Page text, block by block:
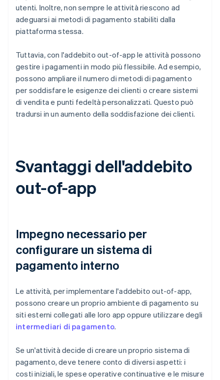
utenti. Inoltre, non sempre le attività riescono ad
adeguarsi ai metodi di pagamento stabiliti dalla
piattaforma stessa.
Tuttavia, con l'addebito out-of-app le attività possono
gestire i pagamenti in modo più flessibile. Ad esempio,
possono ampliare il numero di metodi di pagamento
per soddisfare le esigenze dei clienti o creare sistemi
di vendita e punti fedeltà personalizzati. Questo può
tradursi in un aumento della soddisfazione dei clienti.
Svantaggi dell'addebito
out-of-app
Impegno necessario per
configurare un sistema di
pagamento interno
Le attività, per implementare l'addebito out-of-app,
possono creare un proprio ambiente di pagamento su
siti esterni collegati alle loro app oppure utilizzare degli
intermediari di pagamento.
Se un'attività decide di creare un proprio sistema di
pagamento, deve tenere conto di diversi aspetti: i
costi iniziali, le spese operative continuative e le misure